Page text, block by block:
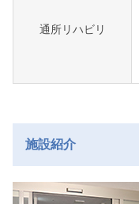
通所リハビリ
施設紹介